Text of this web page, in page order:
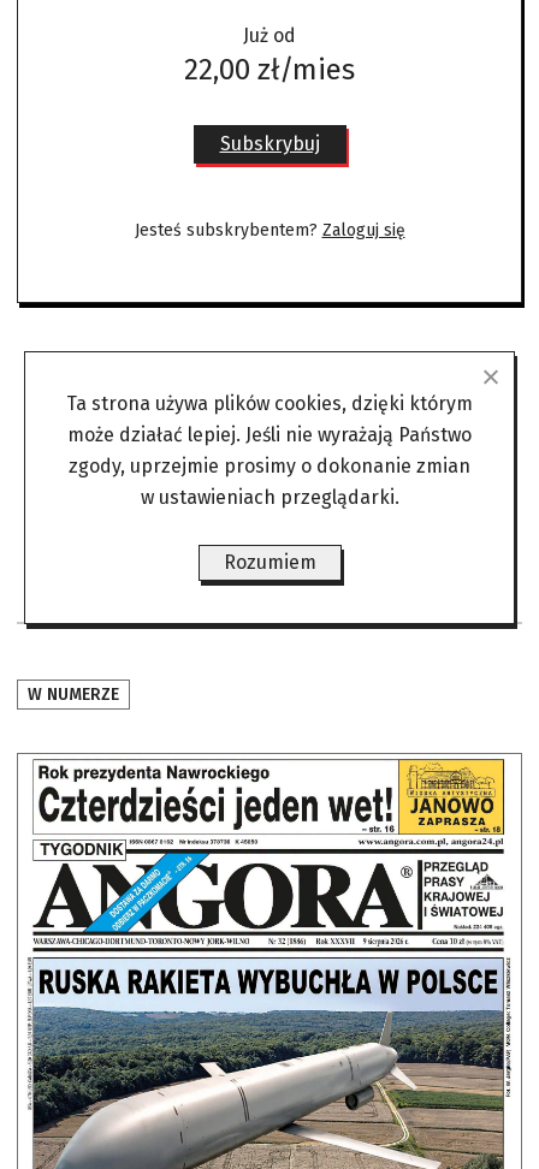
Już od
22,00 zł/mies
Subskrybuj
Jesteś subskrybentem? Zaloguj się
W NUMERZE
Ta strona używa plików cookies, dzięki którym
może działać lepiej. Jeśli nie wyrażają Państwo
zgody, uprzejmie prosimy o dokonanie zmian
w ustawieniach przeglądarki.
Rozumiem